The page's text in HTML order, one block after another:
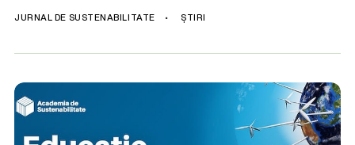
BUNE PRACTICI
JURNAL DE SUSTENABILITATE • ȘTIRI